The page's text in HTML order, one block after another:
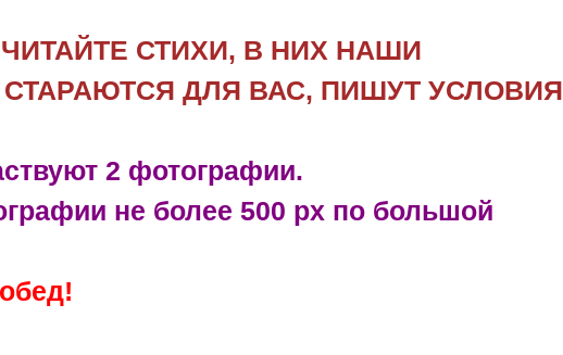
СТИХИ, В НИХ НАШИ
ДЛЯ ВАС, ПИШУТ УСЛОВИЯ
2 фотографии.
не более 500 px по большой